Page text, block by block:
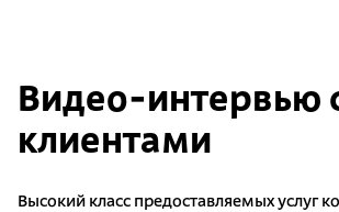
Видео-интервью
клиентами
Высокий класс предоставляемых услуг